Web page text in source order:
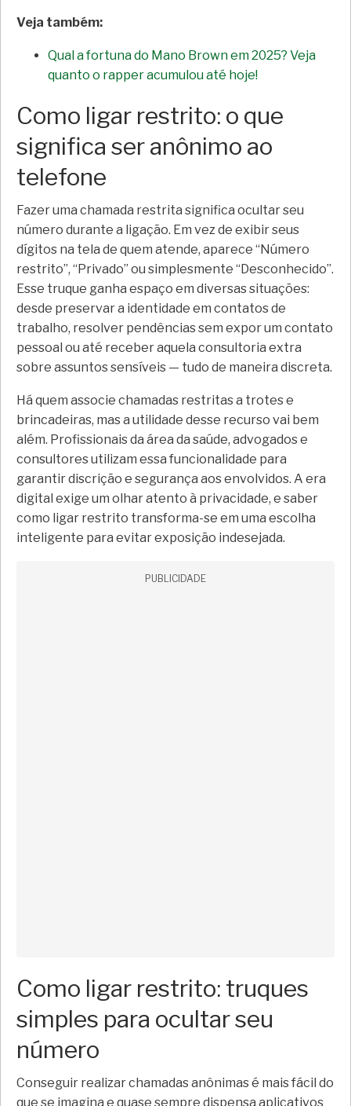
Veja também:
Qual a fortuna do Mano Brown em 2025? Veja
quanto o rapper acumulou até hoje!
Como ligar restrito: o que
significa ser anônimo ao
telefone
Fazer uma chamada restrita significa ocultar seu
número durante a ligação. Em vez de exibir seus
dígitos na tela de quem atende, aparece “Número
restrito”, “Privado” ou simplesmente “Desconhecido”.
Esse truque ganha espaço em diversas situações:
desde preservar a identidade em contatos de
trabalho, resolver pendências sem expor um contato
pessoal ou até receber aquela consultoria extra
sobre assuntos sensíveis — tudo de maneira discreta.
Há quem associe chamadas restritas a trotes e
brincadeiras, mas a utilidade desse recurso vai bem
além. Profissionais da área da saúde, advogados e
consultores utilizam essa funcionalidade para
garantir discrição e segurança aos envolvidos. A era
digital exige um olhar atento à privacidade, e saber
como ligar restrito transforma-se em uma escolha
inteligente para evitar exposição indesejada.
PUBLICIDADE
Como ligar restrito: truques
simples para ocultar seu
número
Conseguir realizar chamadas anônimas é mais fácil do
que se imagina e quase sempre dispensa aplicativos